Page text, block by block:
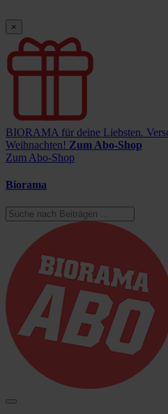
×
BIORAMA für deine Liebsten.
Weihnachten! Zum Abo-Shop
Zum Abo-Shop
Biorama